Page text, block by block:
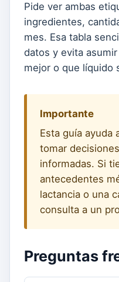
Pide ver ambas
ingredientes,
mes. Esa tabla
datos y evita
mejor o que líquido
Importante
Esta guía ayuda
tomar
informadas. Si
antecedentes
lactancia o una
consulta a un
Preguntas